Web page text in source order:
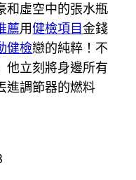
和虛空中的張水瓶
薦用健檢項目金錢
健檢戀的純粹！不
他立刻將身邊所有
進調節器的燃料